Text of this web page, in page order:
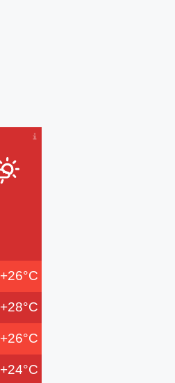
+26°C
+28°C
+26°C
+24°C